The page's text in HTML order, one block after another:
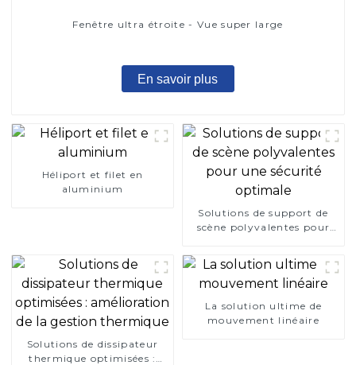
Fenêtre ultra étroite - Vue super large
En savoir plus
Héliport et filet en
aluminium
Solutions de support de
scène polyvalentes pour
Solutions de dissipateur
thermique optimisées :
La solution ultime de
mouvement linéaire